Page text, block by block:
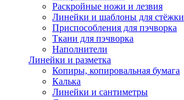
Раскройные ножи и лезвия
Линейки и шаблоны для стёжки
Приспособления для пэчворка
Ткани для пэчворка
Наполнители
Линейки и разметка
Копиры, копировальная бумага
Калька
Линейки и сантиметры